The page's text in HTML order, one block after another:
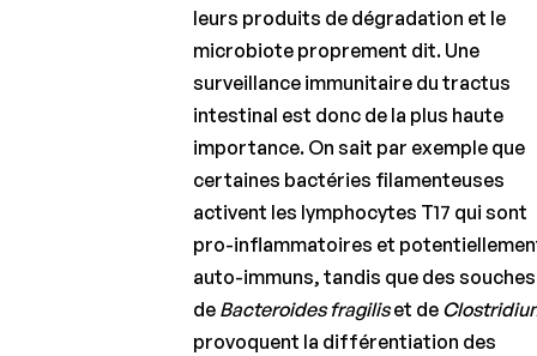
leurs produits de dégradation et le
microbiote proprement dit. Une
surveillance immunitaire du tractus
intestinal est donc de la plus haute
importance. On sait par exemple que
certaines bactéries filamenteuses
activent les lymphocytes T17 qui sont
pro-inflammatoires et
auto-immuns, tandis que des souches
de Bacteroides fragiliset de
provoquent la différentiation des